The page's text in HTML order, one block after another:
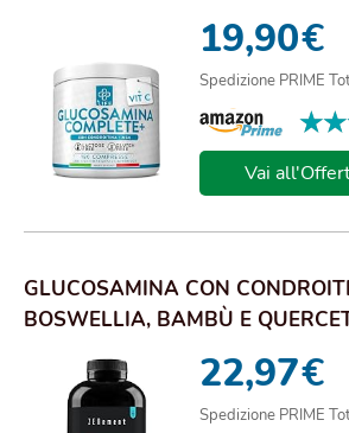
19,90€
Spedizione PRIME
Vai
GLUCOSAMINA CON
BOSWELLIA, BAMBÙ E
22,97€
Spedizione PRIME